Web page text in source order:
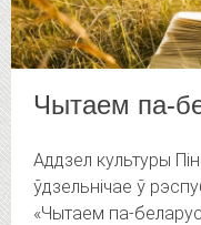
Чытаем па-
Аддзел культуры
ўдзельнічае ў
«Чытаем па-